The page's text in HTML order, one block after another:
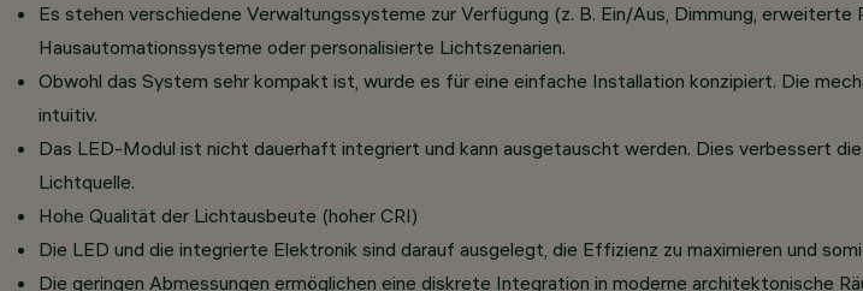
Es stehen verschiedene Verwaltungssysteme zur Verfügung (z. B. Ein/Aus, Dimmung,
Hausautomationssysteme oder personalisierte Lichtszenarien.
Obwohl das System sehr kompakt ist, wurde es für eine einfache Installation konzipiert. Die
intuitiv.
Das LED-Modul ist nicht dauerhaft integriert und kann ausgetauscht werden. Dies verbessert
Lichtquelle.
Hohe Qualität der Lichtausbeute (hoher CRI)
Die LED und die integrierte Elektronik sind darauf ausgelegt, die Effizienz zu maximieren und
Die geringen Abmessungen ermöglichen eine diskrete Integration in moderne architektonische